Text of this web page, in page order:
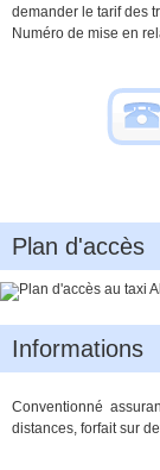
demander le tarif des
Numéro de mise en
Plan d'accès
Informations
Conventionné
distances, forfait sur